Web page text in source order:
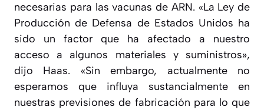
necesarias para las vacunas de ARN. «La Ley de
Producción de Defensa de Estados Unidos ha
sido un factor que ha afectado a nuestro
acceso a algunos materiales y suministros»,
dijo Haas. «Sin embargo, actualmente no
esperamos que influya sustancialmente en
nuestras previsiones de fabricación para lo que